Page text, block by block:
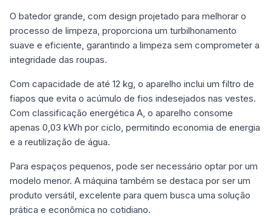
O batedor grande, com design projetado para melhorar o
processo de limpeza, proporciona um turbilhonamento
suave e eficiente, garantindo a limpeza sem comprometer a
integridade das roupas.
Com capacidade de até 12 kg, o aparelho inclui um filtro de
fiapos que evita o acúmulo de fios indesejados nas vestes.
Com classificação energética A, o aparelho consome
apenas 0,03 kWh por ciclo, permitindo economia de energia
e a reutilização de água.
Para espaços pequenos, pode ser necessário optar por um
modelo menor. A máquina também se destaca por ser um
produto versátil, excelente para quem busca uma solução
prática e econômica no cotidiano.